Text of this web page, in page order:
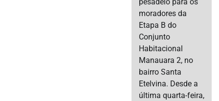
pesadelo para os
moradores da
Etapa B do
Conjunto
Habitacional
Manauara 2, no
bairro Santa
Etelvina. Desde a
última quarta-feira,